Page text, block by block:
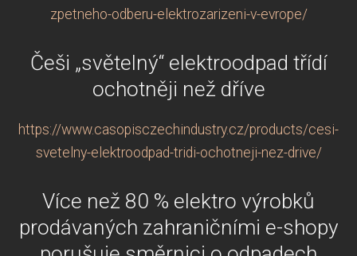
zpetneho-odberu-elektrozarizeni-v-evrope/
Češi „světelný“ elektroodpad třídí
ochotněji než dříve
https://www.casopisczechindustry.cz/products/cesi-
svetelny-elektroodpad-tridi-ochotneji-nez-drive/
Více než 80 % elektro výrobků
prodávaných zahraničními e-shopy